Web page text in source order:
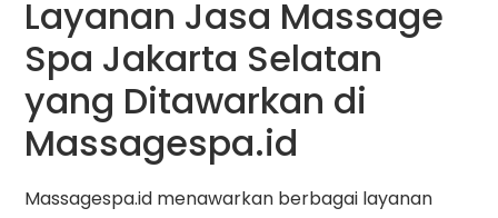
Layanan Jasa Massage
Spa Jakarta Selatan
yang Ditawarkan di
Massagespa.id
Massagespa.id menawarkan berbagai layanan